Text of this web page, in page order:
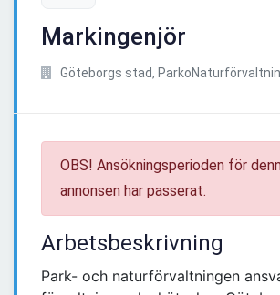
Markingenjör
Göteborgs stad,
OBS! Ansökningsperioden för
annonsen har passerat.
Arbetsbeskrivning
Park- och naturförvaltningen